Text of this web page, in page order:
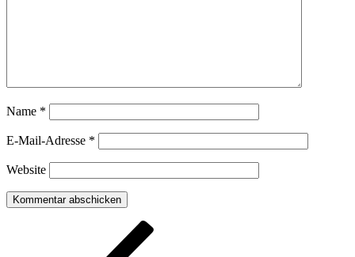
Name *
E-Mail-Adresse *
Website
Beitragsnavigation